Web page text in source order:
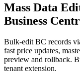
Mass Data
Business
Bulk-edit BC records
fast price updates,
preview and rollback.
tenant extension.